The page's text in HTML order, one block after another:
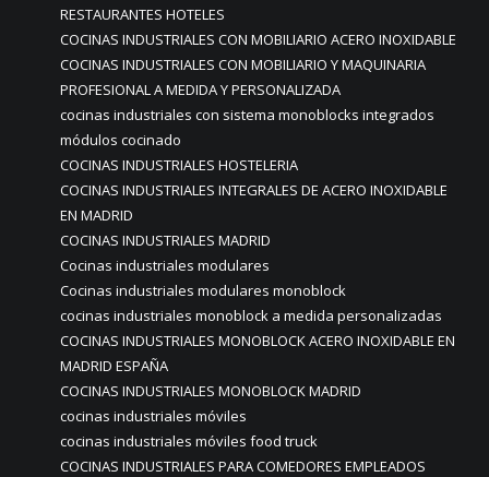
RESTAURANTES HOTELES
COCINAS INDUSTRIALES CON MOBILIARIO ACERO INOXIDABLE
COCINAS INDUSTRIALES CON MOBILIARIO Y MAQUINARIA
PROFESIONAL A MEDIDA Y PERSONALIZADA
cocinas industriales con sistema monoblocks integrados
módulos cocinado
COCINAS INDUSTRIALES HOSTELERIA
COCINAS INDUSTRIALES INTEGRALES DE ACERO INOXIDABLE
EN MADRID
COCINAS INDUSTRIALES MADRID
Cocinas industriales modulares
Cocinas industriales modulares monoblock
cocinas industriales monoblock a medida personalizadas
COCINAS INDUSTRIALES MONOBLOCK ACERO INOXIDABLE EN
MADRID ESPAÑA
COCINAS INDUSTRIALES MONOBLOCK MADRID
cocinas industriales móviles
cocinas industriales móviles food truck
COCINAS INDUSTRIALES PARA COMEDORES EMPLEADOS